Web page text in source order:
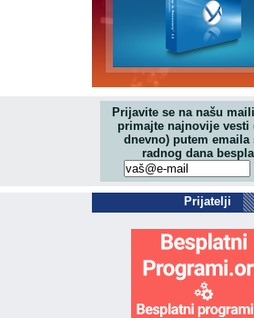
Prijavite se na našu
primajte najnovije vesti
dnevno) putem emaila
radnog dana
Prijatelji